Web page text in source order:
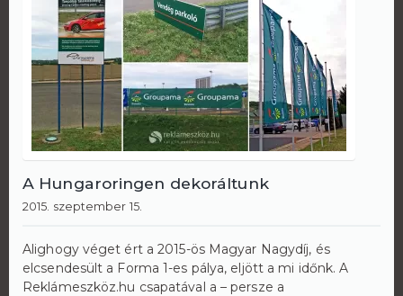
A Hungaroringen dekoráltunk
2015. szeptember 15.
Alighogy véget ért a 2015-ös Magyar Nagydíj, és
elcsendesült a Forma 1-es pálya, eljött a mi időnk. A
Reklámeszköz.hu csapatával a – persze a